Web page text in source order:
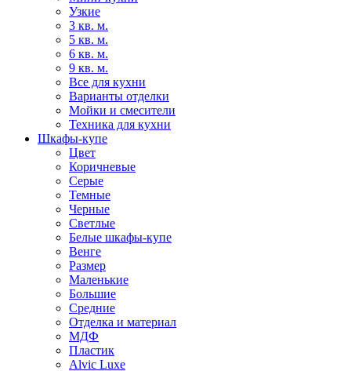
Узкие
3 кв. м.
5 кв. м.
6 кв. м.
9 кв. м.
Все для кухни
Варианты отделки
Мойки и смесители
Техника для кухни
Шкафы-купе
Цвет
Коричневые
Серые
Темные
Черные
Светлые
Белые шкафы-купе
Венге
Размер
Маленькие
Большие
Средние
Отделка и материал
МДФ
Пластик
Alvic Luxe